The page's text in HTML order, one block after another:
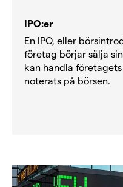
IPO:er
En IPO, eller
företag börjar sälja
kan handla
noterats på börsen.